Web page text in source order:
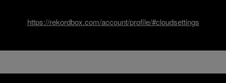
https://rekordbox.com/account/profile/#cloudsettings